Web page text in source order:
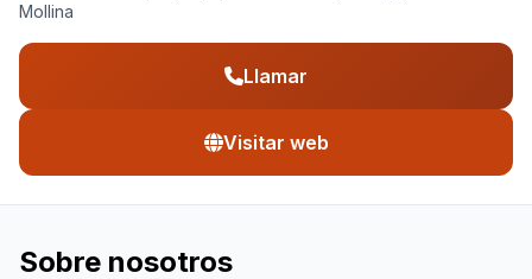
Mollina
Llamar
Visitar web
Sobre nosotros